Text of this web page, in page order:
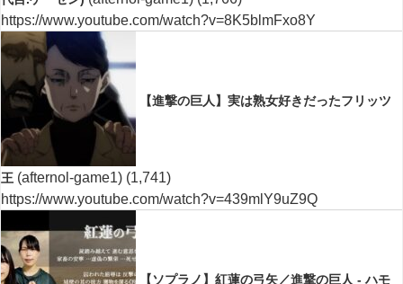
https://www.youtube.com/watch?v=8K5blmFxo8Y
【進撃の巨人】実は熟女好きだったフリッツ
王 (afternol-game1) (1,741)
https://www.youtube.com/watch?v=439mlY9uZ9Q
【ソプラノ】紅蓮の弓矢／進撃の巨人 - ハモ